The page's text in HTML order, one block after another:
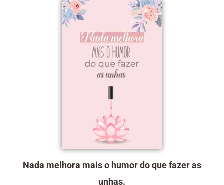
Nada melhora mais o humor do que fazer as
unhas.